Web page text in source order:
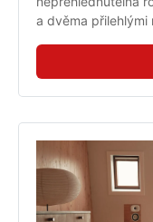
a dvěma přilehlými